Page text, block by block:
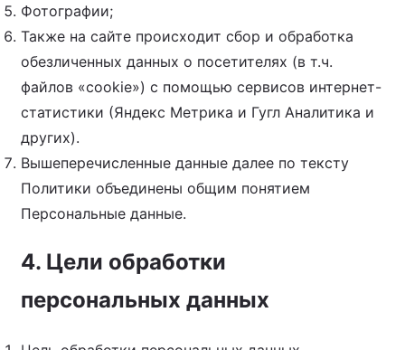
Фотографии;
Также на сайте происходит сбор и обработка
обезличенных данных о посетителях (в т.ч.
файлов «cookie») с помощью сервисов интернет-
статистики (Яндекс Метрика и Гугл Аналитика и
других).
Вышеперечисленные данные далее по тексту
Политики объединены общим понятием
Персональные данные.
4. Цели обработки
персональных данных